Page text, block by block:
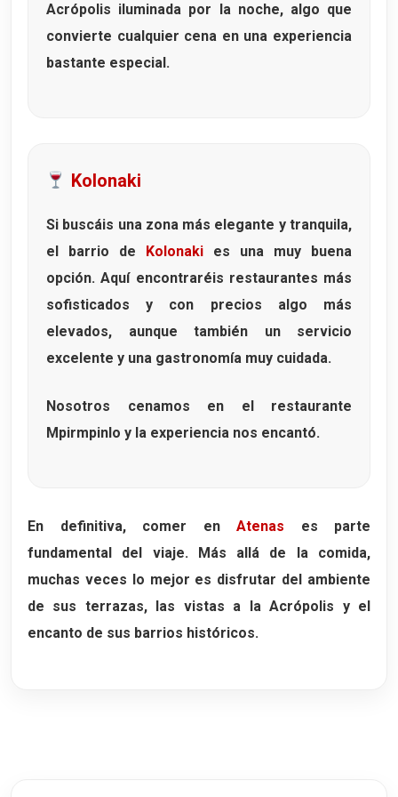
Acrópolis iluminada por la noche, algo que
convierte cualquier cena en una experiencia
bastante especial.
Kolonaki
Si buscáis una zona más elegante y tranquila,
el barrio de
Kolonaki es una muy buena
opción. Aquí encontraréis restaurantes más
sofisticados y con precios algo más
elevados, aunque también un servicio
excelente y una gastronomía muy cuidada.
Nosotros cenamos en el restaurante
Mpirmpinlo y la experiencia nos encantó.
En definitiva, comer en Atenas es parte
fundamental del viaje. Más allá de la comida,
muchas veces lo mejor es disfrutar del ambiente
de sus terrazas, las vistas a la Acrópolis y el
encanto de sus barrios históricos.